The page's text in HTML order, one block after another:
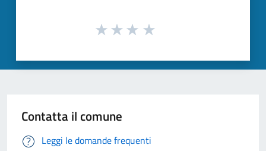
Contatta il comune
Leggi le domande frequenti